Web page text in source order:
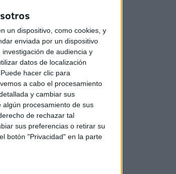
un dispositivo, como cookies, y
enviada por un dispositivo
de audiencia y
datos de localización
hacer clic para
a cabo el procesamiento
y cambiar sus
algún procesamiento de sus
de rechazar tal
sus preferencias o retirar su
botón "Privacidad" en la parte